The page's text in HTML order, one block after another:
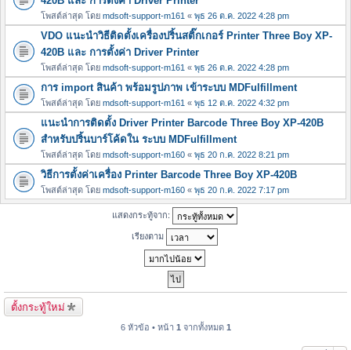
โพสต์ล่าสุด โดย mdsoft-support-m161 « พุธ 26 ต.ค. 2022 4:28 pm
VDO แนะนำวิธีติดตั้งเครื่องปริ้นสติ๊กเกอร์ Printer Three Boy XP-
420B และ การตั้งค่า Driver Printer
โพสต์ล่าสุด โดย mdsoft-support-m161 « พุธ 26 ต.ค. 2022 4:28 pm
การ import สินค้า พร้อมรูปภาพ เข้าระบบ MDFulfillment
โพสต์ล่าสุด โดย mdsoft-support-m161 « พุธ 12 ต.ค. 2022 4:32 pm
แนะนำการติดตั้ง Driver Printer Barcode Three Boy XP-420B
สำหรับปริ้นบาร์โค้ดใน ระบบ MDFulfillment
โพสต์ล่าสุด โดย mdsoft-support-m160 « พุธ 20 ก.ค. 2022 8:21 pm
วิธีการตั้งค่าเครื่อง Printer Barcode Three Boy XP-420B
โพสต์ล่าสุด โดย mdsoft-support-m160 « พุธ 20 ก.ค. 2022 7:17 pm
แสดงกระทู้จาก:
เรียงตาม
ตั้งกระทู้ใหม่
6 หัวข้อ • หน้า 1 จากทั้งหมด 1